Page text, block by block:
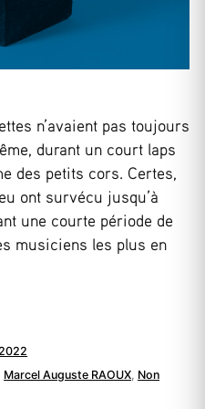
n’avaient pas toujours
durant un court laps
des petits cors. Certes,
ont survécu jusqu’à
une courte période de
musiciens les plus en
Marcel Auguste RAOUX, Non